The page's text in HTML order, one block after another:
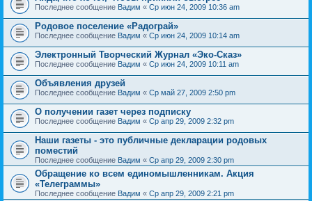
Последнее сообщение Вадим « Ср июн 24, 2009 10:36 am
Родовое поселение «Радограй»
Последнее сообщение Вадим « Ср июн 24, 2009 10:14 am
Электронный Творческий Журнал «Эко-Сказ»
Последнее сообщение Вадим « Ср июн 24, 2009 10:11 am
Объявления друзей
Последнее сообщение Вадим « Ср май 27, 2009 2:50 pm
О получении газет через подписку
Последнее сообщение Вадим « Ср апр 29, 2009 2:32 pm
Наши газеты - это публичные декларации родовых
поместий
Последнее сообщение Вадим « Ср апр 29, 2009 2:30 pm
Обращение ко всем единомышленникам. Акция
«Телеграммы»
Последнее сообщение Вадим « Ср апр 29, 2009 2:21 pm